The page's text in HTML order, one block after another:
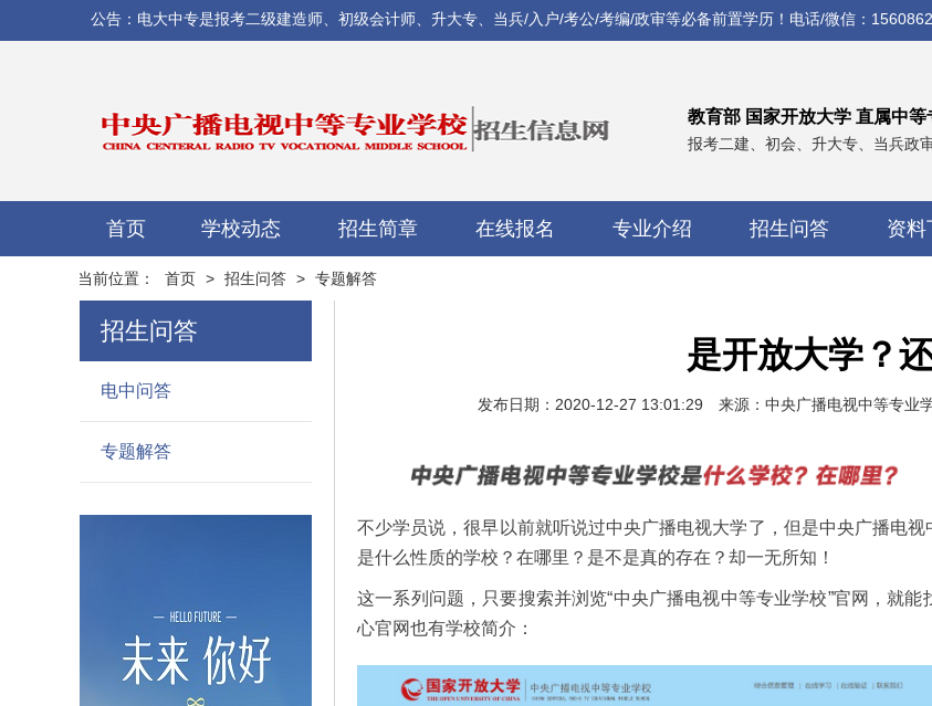
公告：电大中专是报考二级建造师、初级会计师、升大专、当兵/入户/考公/考编/政审等必备前置学历！电话/微信：
教育部 国家开放大学 直属中等
报考二建、初会、升大专、当兵政
首页 学校动态 招生简章 在线报名 专业介绍 招生问答 资料
当前位置： 首页 > 招生问答 > 专题解答
招生问答
电中问答
专题解答
是开放大学？
发布日期：2020-12-27 13:01:29 来源：中央广播电视中等专
不少学员说，很早以前就听说过中央广播电视大学了，但是中央广播电
是什么性质的学校？在哪里？是不是真的存在？却一无所知！
这一系列问题，只要搜索并浏览“中央广播电视中等专业学校”官网，就
心官网也有学校简介：